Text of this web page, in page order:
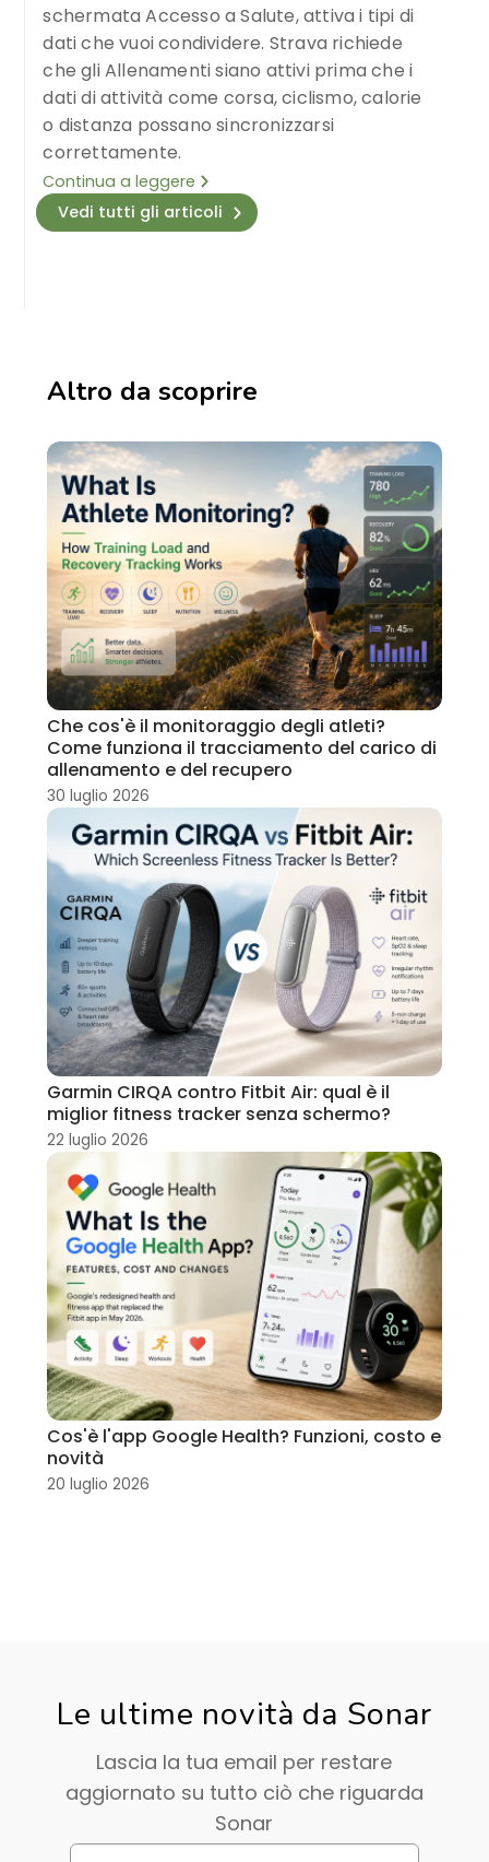
schermata Accesso a Salute, attiva i tipi di
dati che vuoi condividere. Strava richiede
che gli Allenamenti siano attivi prima che i
dati di attività come corsa, ciclismo, calorie
o distanza possano sincronizzarsi
correttamente.
Continua a leggere
Vedi tutti gli articoli
Altro da scoprire
Che cos'è il monitoraggio degli atleti?
Come funziona il tracciamento del carico di
allenamento e del recupero
30 luglio 2026
Garmin CIRQA contro Fitbit Air: qual è il
miglior fitness tracker senza schermo?
22 luglio 2026
Cos'è l'app Google Health? Funzioni, costo e
novità
20 luglio 2026
Le ultime novità da Sonar
Lascia la tua email per restare
aggiornato su tutto ciò che riguarda
Sonar